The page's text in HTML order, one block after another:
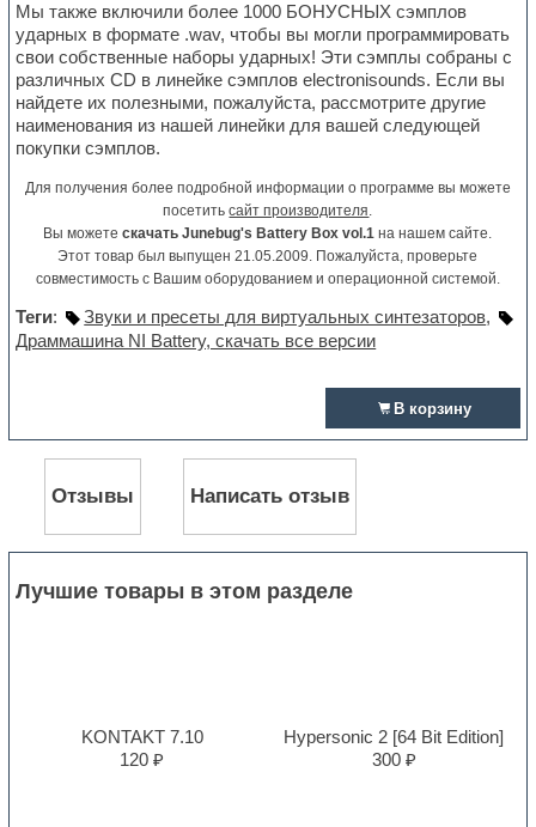
Мы также включили более 1000 БОНУСНЫХ сэмплов
ударных в формате .wav, чтобы вы могли программировать
свои собственные наборы ударных! Эти сэмплы собраны с
различных CD в линейке сэмплов electronisounds. Если вы
найдете их полезными, пожалуйста, рассмотрите другие
наименования из нашей линейки для вашей следующей
покупки сэмплов.
Для получения более подробной информации о программе вы можете
посетитьсайт производителя.
Вы можетескачать Junebug's Battery Box vol.1 на нашем сайте.
Этот товар был выпущен 21.05.2009. Пожалуйста, проверьте
совместимость с Вашим оборудованием и операционной системой.
Теги: Звуки и пресеты для виртуальных синтезаторов,
Драммашина NI Battery, скачать все версии
В корзину
Отзывы Написать отзыв
Лучшие товары в этом разделе
KONTAKT 7.10
120 ₽
Hypersonic 2 [64 Bit Edition]
300 ₽